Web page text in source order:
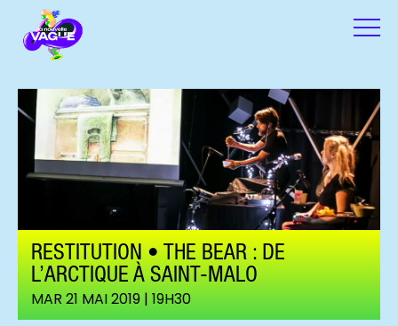
RESTITUTION • THE BEAR : DE
L’ARCTIQUE À SAINT-MALO
MAR 21 MAI 2019 | 19H30